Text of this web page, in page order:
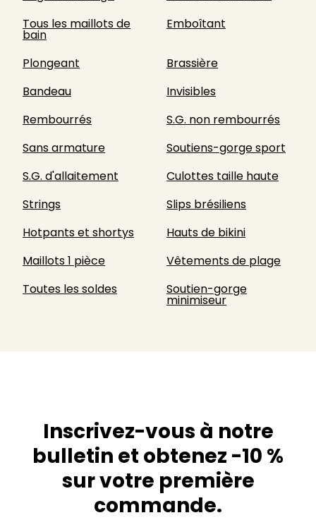
Tous les maillots de
bain
Emboîtant
Plongeant
Brassière
Bandeau
Invisibles
Rembourrés
S.G. non rembourrés
Sans armature
Soutiens-gorge sport
S.G. d'allaitement
Culottes taille haute
Strings
Slips brésiliens
Hotpants et shortys
Hauts de bikini
Maillots 1 pièce
Vêtements de plage
Toutes les soldes
Soutien-gorge
minimiseur
Inscrivez-vous à notre
bulletin et obtenez -10 %
sur votre première
commande.